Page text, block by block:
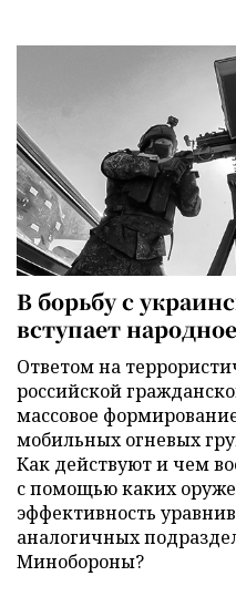
В борьбу с
вступает
Ответом на
российской
массовое
мобильных огневых
Как действуют и чем
с помощью каких
эффективность
аналогичных
Минобороны?